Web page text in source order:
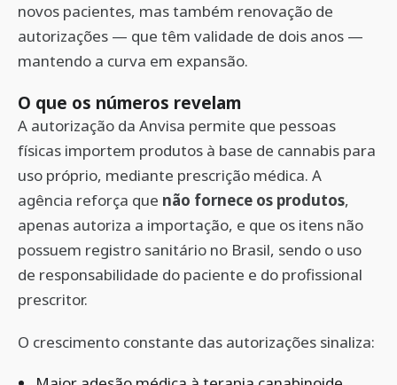
novos pacientes, mas também renovação de
autorizações — que têm validade de dois anos —
mantendo a curva em expansão.
O que os números revelam
A autorização da Anvisa permite que pessoas
físicas importem produtos à base de cannabis para
uso próprio, mediante prescrição médica. A
agência reforça que não fornece os produtos,
apenas autoriza a importação, e que os itens não
possuem registro sanitário no Brasil, sendo o uso
de responsabilidade do paciente e do profissional
prescritor.
O crescimento constante das autorizações sinaliza: